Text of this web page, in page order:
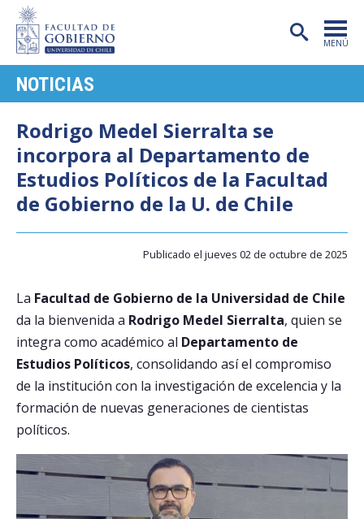
MENÚ
CARRERAS
POSTGRADO
EXTENSIÓN
PUBLICACIONES
CENTROS
ADMISIÓN
Postulantes
Académicos
Funcionarios
NOTICIAS
Rodrigo Medel Sierralta se
incorpora al Departamento de
Estudios Políticos de la Facultad
de Gobierno de la U. de Chile
Publicado el jueves 02 de octubre de 2025
La Facultad de Gobierno de la Universidad de Chile
da la bienvenida a Rodrigo Medel Sierralta, quien se
integra como académico al Departamento de
Estudios Políticos, consolidando así el compromiso
de la institución con la investigación de excelencia y la
formación de nuevas generaciones de cientistas
políticos.